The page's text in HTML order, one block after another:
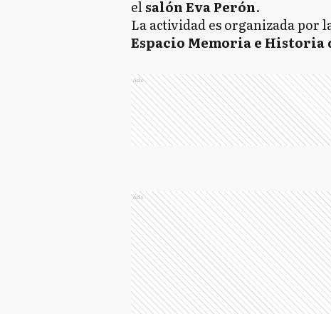
elsalón Eva Perón.
La actividad es organizada por
Espacio Memoria e Historia
Ads
Ads